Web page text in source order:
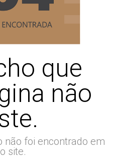
que
não
não foi encontrado em
site.